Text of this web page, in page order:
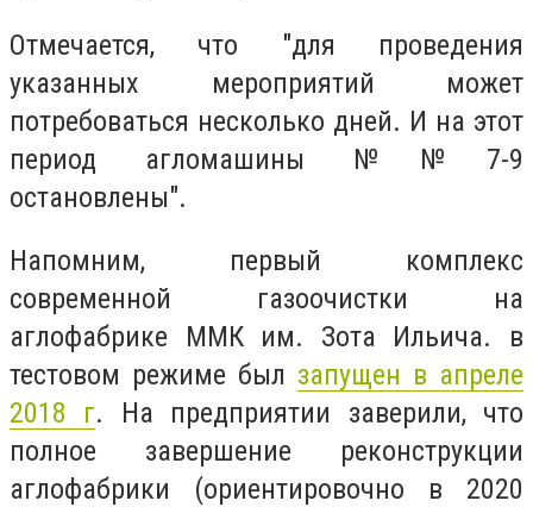
Отмечается, что "для проведения
указанных мероприятий может
потребоваться несколько дней. И на этот
период агломашины №№7-9
остановлены".
Напомним, первый комплекс
современной газоочистки на
аглофабрике ММК им. Зота Ильича. в
тестовом режиме был запущен в апреле
2018 г. На предприятии заверили, что
полное завершение реконструкции
аглофабрики (ориентировочно в 2020